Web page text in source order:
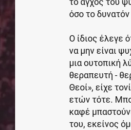
όσο το
Ο ίδιος έλεγε
να μην είναι
μια ουτοπική
θεραπευτή -
Θεοί», είχε
ετών τότε.
καφέ
του, εκείνος